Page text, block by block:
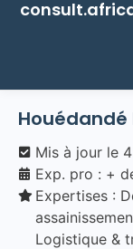
Houédandé
Mis à jour le
Exp. pro : +
Expertises :
Logistique &